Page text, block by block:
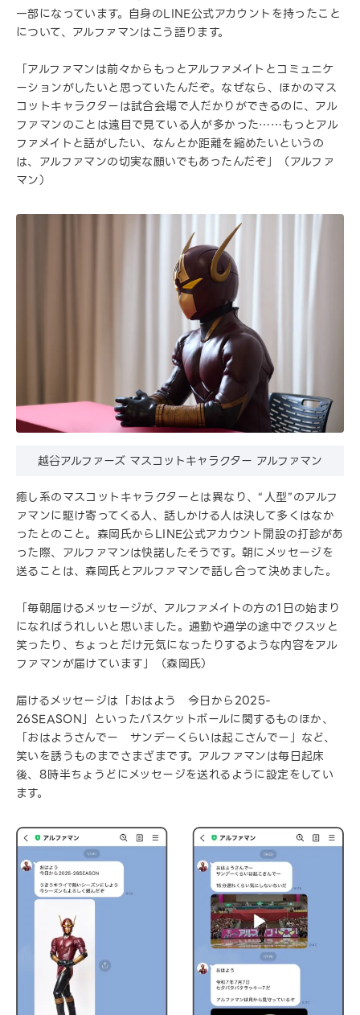
一部になっています。自身のLINE公式アカウントを持ったこと
について、アルファマンはこう語ります。
「アルファマンは前々からもっとアルファメイトとコミュニケ
ーションがしたいと思っていたんだぞ。なぜなら、ほかのマス
コットキャラクターは試合会場で人だかりができるのに、アル
ファマンのことは遠目で見ている人が多かった……もっとアル
ファメイトと話がしたい、なんとか距離を縮めたいというの
は、アルファマンの切実な願いでもあったんだぞ」（アルファ
マン）
越谷アルファーズ マスコットキャラクター アルファマン
癒し系のマスコットキャラクターとは異なり、“人型”のアルフ
ァマンに駆け寄ってくる人、話しかける人は決して多くはなか
ったとのこと。森岡氏からLINE公式アカウント開設の打診があ
った際、アルファマンは快諾したそうです。朝にメッセージを
送ることは、森岡氏とアルファマンで話し合って決めました。
「毎朝届けるメッセージが、アルファメイトの方の1日の始まり
になればうれしいと思いました。通勤や通学の途中でクスッと
笑ったり、ちょっとだけ元気になったりするような内容をアル
ファマンが届けています」（森岡氏）
届けるメッセージは「おはよう 今日から2025-
26SEASON」といったバスケットボールに関するものほか、
「おはようさんでー サンデーくらいは起こさんでー」など、
笑いを誘うものまでさまざまです。アルファマンは毎日起床
後、8時半ちょうどにメッセージを送れるように設定をしてい
ます。